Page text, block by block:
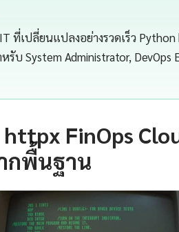
ที่เปลี่ยนแปลงอย่างรวดเร็ว
รับ System Administrator, DevOps
FinOps
กพื้นฐาน